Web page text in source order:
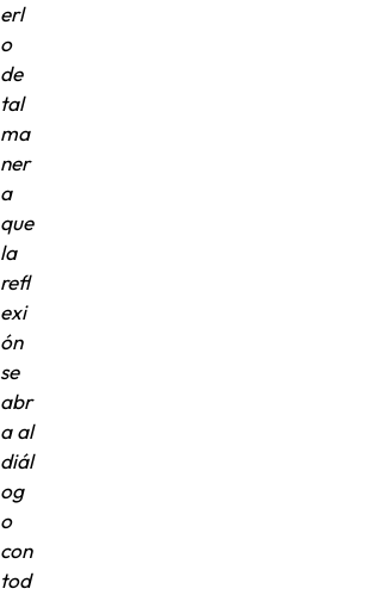
erl
o
de
tal
ma
ner
a
que
la
refl
exi
ón
se
abr
a al
diál
og
o
con
tod